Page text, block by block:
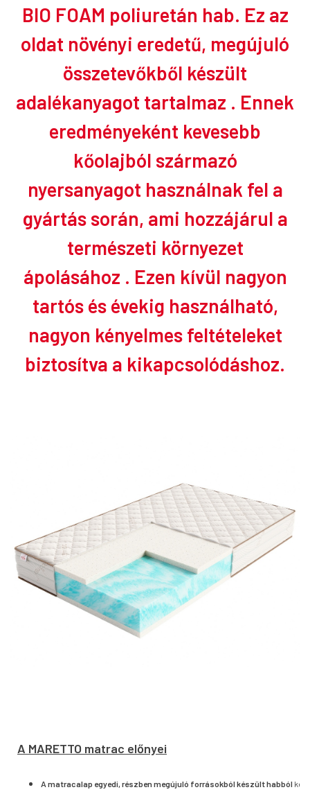
BIO FOAM poliuretán hab. Ez az
oldat növényi eredetű, megújuló
összetevőkből készült
adalékanyagot tartalmaz . Ennek
eredményeként kevesebb
kőolajból származó
nyersanyagot használnak fel a
gyártás során, ami hozzájárul a
természeti környezet
ápolásához . Ezen kívül nagyon
tartós és évekig használható,
nagyon kényelmes feltételeket
biztosítva a kikapcsolódáshoz.
A MARETTO matrac előnyei
A matracalap egyedi, részben megújuló forrásokból készült habból